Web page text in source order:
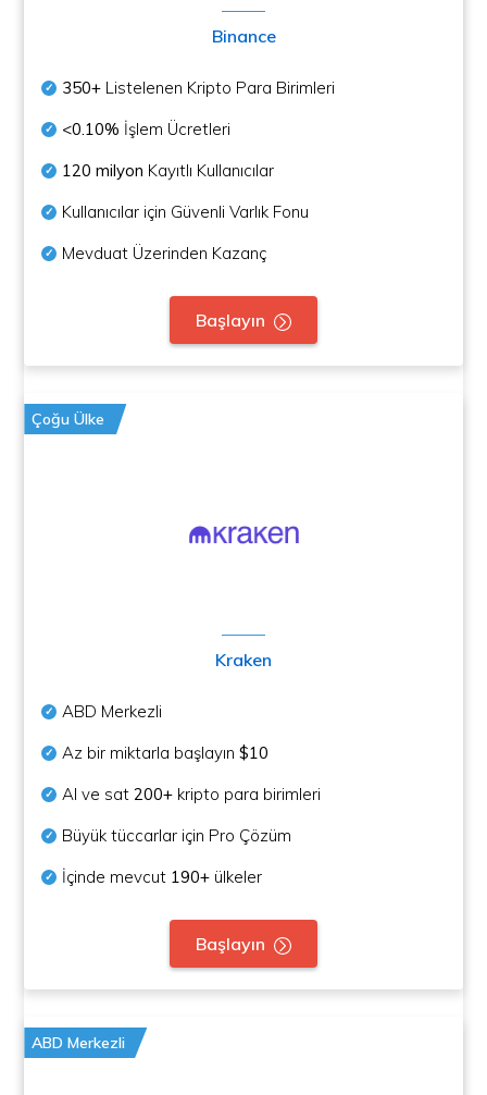
Binance
350+ Listelenen Kripto Para Birimleri
<0.10% İşlem Ücretleri
120 milyon Kayıtlı Kullanıcılar
Kullanıcılar için Güvenli Varlık Fonu
Mevduat Üzerinden Kazanç
Başlayın
Çoğu Ülke
Kraken
ABD Merkezli
Az bir miktarla başlayın$10
Al ve sat200+ kripto para birimleri
Büyük tüccarlar için Pro Çözüm
İçinde mevcut 190+ ülkeler
Başlayın
ABD Merkezli